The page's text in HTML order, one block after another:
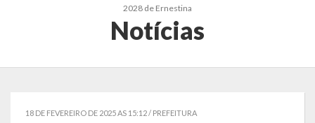
Símbolos
2028 de Ernestina
Notícias
18 DE FEVEREIRO DE 2025 AS 15:12 / PREFEITURA